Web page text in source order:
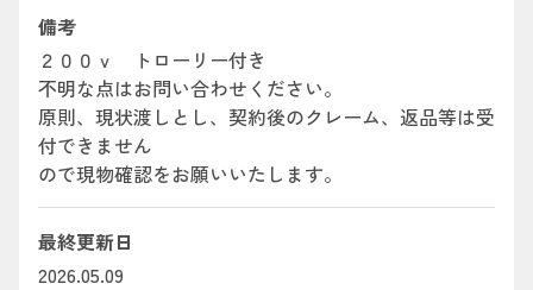
備考
２００ｖ トローリー付き
不明な点はお問い合わせください。
原則、現状渡しとし、契約後のクレーム、返品等は受
付できません
ので現物確認をお願いいたします。
最終更新日
2026.05.09